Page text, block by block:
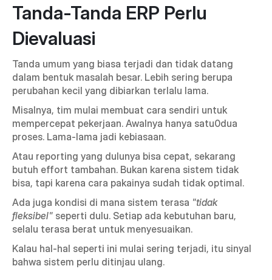
Tanda-Tanda ERP Perlu
Dievaluasi
Tanda umum yang biasa terjadi dan tidak datang
dalam bentuk masalah besar. Lebih sering berupa
perubahan kecil yang dibiarkan terlalu lama.
Misalnya, tim mulai membuat cara sendiri untuk
mempercepat pekerjaan. Awalnya hanya satu0dua
proses. Lama-lama jadi kebiasaan.
Atau reporting yang dulunya bisa cepat, sekarang
butuh effort tambahan. Bukan karena sistem tidak
bisa, tapi karena cara pakainya sudah tidak optimal.
Ada juga kondisi di mana sistem terasa "tidak
fleksibel" seperti dulu. Setiap ada kebutuhan baru,
selalu terasa berat untuk menyesuaikan.
Kalau hal-hal seperti ini mulai sering terjadi, itu sinyal
bahwa sistem perlu ditinjau ulang.